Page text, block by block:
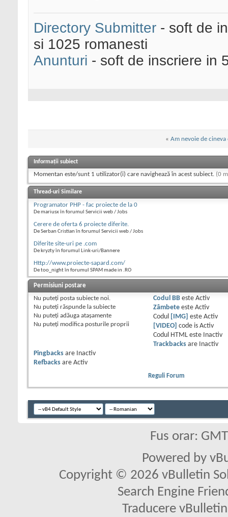
Directory Submitter - soft de
si 1025 romanesti
Anunturi - soft de inscriere in
« Am nevoie de cineva
Informații subiect
Momentan este/sunt 1 utilizator(i) care navighează în acest subiect. (0
Thread-uri Similare
Programator PHP - fac proiecte de la 0
De mariusx în forumul Servicii web / Jobs
Cerere de oferta 6 proiecte diferite.
De Serban Cristian în forumul Servicii web / Jobs
Diferite site-uri pe .com
De kryzty în forumul Link-uri/Bannere
Http://www.proiecte-sapard.com/
De too_night în forumul SPAM made in .RO
Permisiuni postare
Nu puteţi posta subiecte noi.
Nu puteţi răspunde la subiecte
Nu puteţi adăuga ataşamente
Nu puteţi modifica posturile proprii
Codul BBeste Activ
Zâmbeteeste Activ
Codul
[IMG] este Activ
[VIDEO]
code is Activ
Codul HTML este
Inactiv
Trackbacksare
Inactiv
Pingbacks are
Inactiv
Refbacks are Activ
Reguli Forum
Fus orar:
Powered by
Copyright © 2026 vBulletin
Search Engine
Traducere